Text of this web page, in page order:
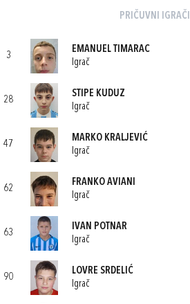
PRIČUVNI IGRAČI
3
EMANUEL TIMARAC
Igrač
28
STIPE KUDUZ
Igrač
47
MARKO KRALJEVIĆ
Igrač
62
FRANKO AVIANI
Igrač
63
IVAN POTNAR
Igrač
90
LOVRE SRDELIĆ
Igrač